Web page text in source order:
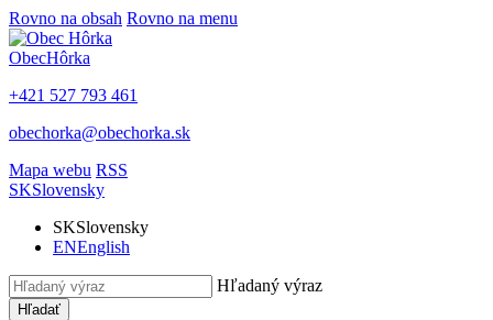
Rovno na obsah Rovno na menu
ObecHôrka
+421 527 793 461
obechorka@obechorka.sk
Mapa webu RSS
SKSlovensky
SKSlovensky
ENEnglish
Hľadaný výraz
Hľadať